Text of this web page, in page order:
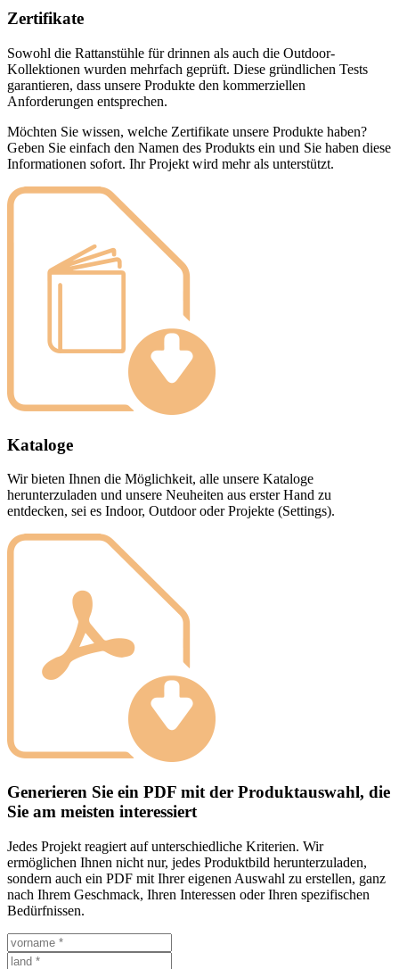
Zertifikate
Sowohl die Rattanstühle für drinnen als auch die Outdoor-
Kollektionen wurden mehrfach geprüft. Diese gründlichen Tests
garantieren, dass unsere Produkte den kommerziellen
Anforderungen entsprechen.
Möchten Sie wissen, welche Zertifikate unsere Produkte haben?
Geben Sie einfach den Namen des Produkts ein und Sie haben diese
Informationen sofort. Ihr Projekt wird mehr als unterstützt.
Kataloge
Wir bieten Ihnen die Möglichkeit, alle unsere Kataloge
herunterzuladen und unsere Neuheiten aus erster Hand zu
entdecken, sei es Indoor, Outdoor oder Projekte (Settings).
Generieren Sie ein PDF mit der Produktauswahl, die
Sie am meisten interessiert
Jedes Projekt reagiert auf unterschiedliche Kriterien. Wir
ermöglichen Ihnen nicht nur, jedes Produktbild herunterzuladen,
sondern auch ein PDF mit Ihrer eigenen Auswahl zu erstellen, ganz
nach Ihrem Geschmack, Ihren Interessen oder Ihren spezifischen
Bedürfnissen.